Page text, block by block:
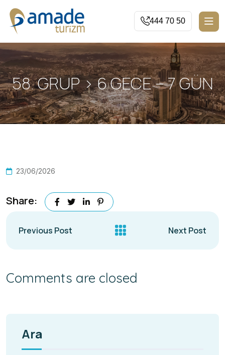
58. GRUP > 6 GECE – 7 GÜN
23/06/2026
Share:
Previous Post Next Post
Comments are closed
Ara
444 70 50